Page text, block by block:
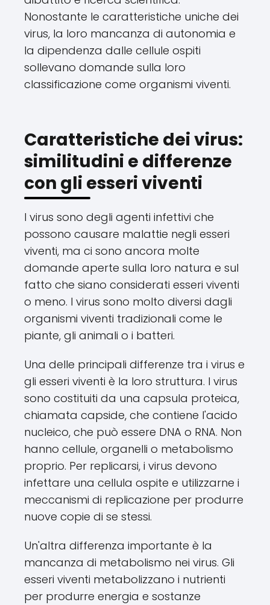
Nonostante le caratteristiche uniche dei
virus, la loro mancanza di autonomia e
la dipendenza dalle cellule ospiti
sollevano domande sulla loro
classificazione come organismi viventi.
Caratteristiche dei virus:
similitudini e differenze
con gli esseri viventi
I virus sono degli agenti infettivi che
possono causare malattie negli esseri
viventi, ma ci sono ancora molte
domande aperte sulla loro natura e sul
fatto che siano considerati esseri viventi
o meno. I virus sono molto diversi dagli
organismi viventi tradizionali come le
piante, gli animali o i batteri.
Una delle principali differenze tra i virus e
gli esseri viventi è la loro struttura. I virus
sono costituiti da una capsula proteica,
chiamata capside, che contiene l'acido
nucleico, che può essere DNA o RNA. Non
hanno cellule, organelli o metabolismo
proprio. Per replicarsi, i virus devono
infettare una cellula ospite e utilizzarne i
meccanismi di replicazione per produrre
nuove copie di se stessi.
Un'altra differenza importante è la
mancanza di metabolismo nei virus. Gli
esseri viventi metabolizzano i nutrienti
per produrre energia e sostanze